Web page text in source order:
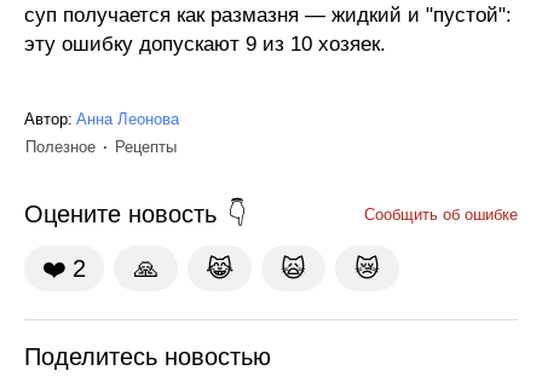
суп получается как размазня — жидкий и "пустой":
эту ошибку допускают 9 из 10 хозяек.
Автор: Анна Леонова
Полезное
Рецепты
Оцените новость Сообщить об ошибке
❤️ 2 🙏 😹 🙀 😿
Поделитесь новостью